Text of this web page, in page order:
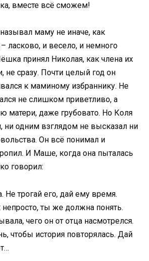
вместе всё сможем!
маму не иначе, как
ласково, и весело, и немного
принял Николая, как члена их
не сразу. Почти целый год он
к маминому избраннику. Не
не слишком приветливо, а
матери, даже грубовато. Но Коля
ни одним взглядом не высказал ни
Он всё понимал и
И Маше, когда она пыталась
говорил:
Не трогай его, дай ему время.
ты же должна понять.
чего он от отца насмотрелся.
чтобы история повторялась. Дай